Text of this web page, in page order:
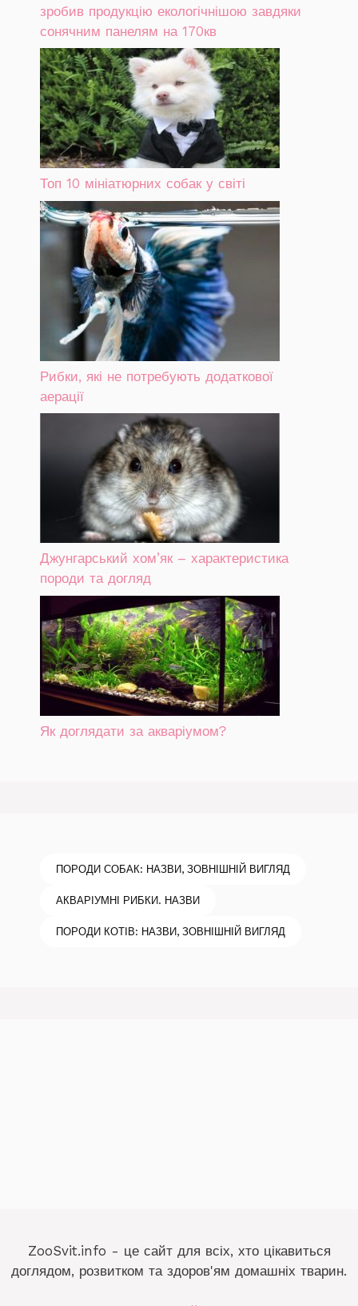
зробив продукцію екологічнішою завдяки
сонячним панелям на 170кв
Топ 10 мініатюрних собак у світі
Рибки, які не потребують додаткової
аерації
Джунгарський хом’як – характеристика
породи та догляд
Як доглядати за акваріумом?
ПОРОДИ СОБАК: НАЗВИ, ЗОВНІШНІЙ ВИГЛЯД
АКВАРІУМНІ РИБКИ. НАЗВИ
ПОРОДИ КОТІВ: НАЗВИ, ЗОВНІШНІЙ ВИГЛЯД
ZooSvit.info - це сайт для всіх, хто цікавиться
доглядом, розвитком та здоров'ям домашніх тварин.